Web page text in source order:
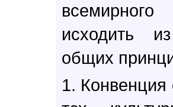
исходить
общих
1. Конвенция